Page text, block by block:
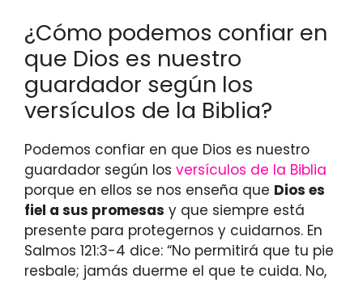
¿Cómo podemos confiar en
que Dios es nuestro
guardador según los
versículos de la Biblia?
Podemos confiar en que Dios es nuestro
guardador según los versículos de la Biblia
porque en ellos se nos enseña que Dios es
fiel a sus promesas y que siempre está
presente para protegernos y cuidarnos. En
Salmos 121:3-4 dice: “No permitirá que tu pie
resbale; jamás duerme el que te cuida. No,